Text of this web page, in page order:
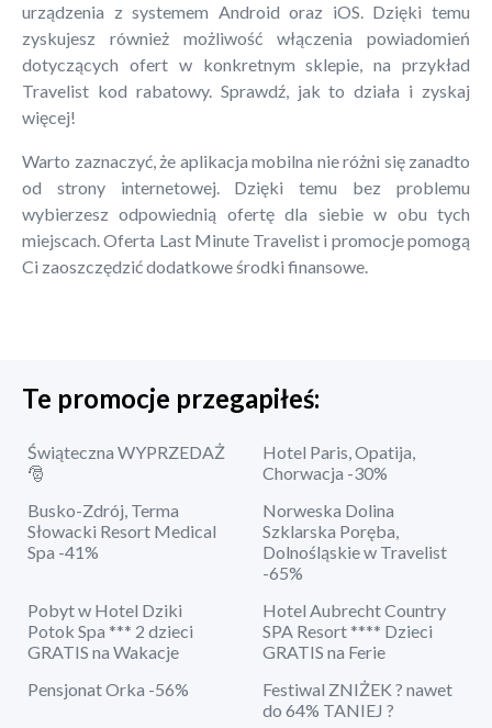
urządzenia z systemem Android oraz iOS. Dzięki temu
zyskujesz również możliwość włączenia powiadomień
dotyczących ofert w konkretnym sklepie, na przykład
Travelist kod rabatowy. Sprawdź, jak to działa i zyskaj
więcej!
Warto zaznaczyć, że aplikacja mobilna nie różni się zanadto
od strony internetowej. Dzięki temu bez problemu
wybierzesz odpowiednią ofertę dla siebie w obu tych
miejscach. Oferta Last Minute Travelist i promocje pomogą
Ci zaoszczędzić dodatkowe środki finansowe.
Te promocje przegapiłeś:
Świąteczna WYPRZEDAŻ
🎅
Hotel Paris, Opatija,
Chorwacja -30%
Busko-Zdrój, Terma
Słowacki Resort Medical
Spa -41%
Norweska Dolina
Szklarska Poręba,
Dolnośląskie w Travelist
-65%
Pobyt w Hotel Dziki
Potok Spa *** 2 dzieci
GRATIS na Wakacje
Hotel Aubrecht Country
SPA Resort **** Dzieci
GRATIS na Ferie
Pensjonat Orka -56%
Festiwal ZNIŻEK ? nawet
do 64% TANIEJ ?